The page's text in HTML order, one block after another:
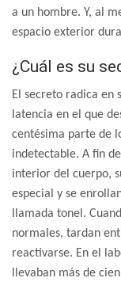
a un hombre. Y, al
espacio exterior
¿Cuál es su
El secreto radica en
latencia en el que
centésima parte de
indetectable. A fin
interior del cuerpo,
especial y se
llamada tonel.
normales, tardan
reactivarse. En el
llevaban más de